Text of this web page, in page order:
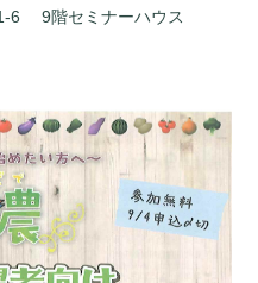
6 9階セミナーハウス